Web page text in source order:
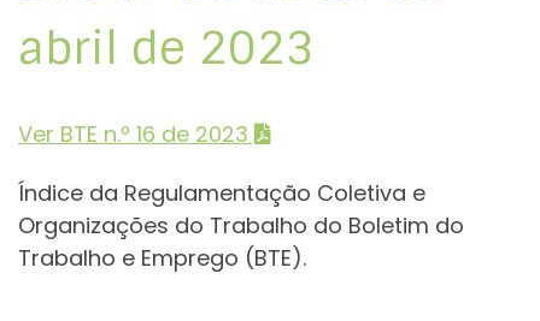
abril de 2023
Ver BTE n.º 16 de 2023
Índice da Regulamentação Coletiva e
Organizações do Trabalho do Boletim do
Trabalho e Emprego (BTE).